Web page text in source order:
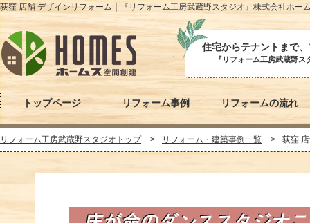
荻窪 店舗 デザインリフォーム｜『リフォーム工房武蔵野スタジオ』株式会社ホー
住宅からテナントまで
『リフォーム工房武蔵野
トップページ リフォーム事例 リフォームの流れ
リフォーム工房武蔵野スタジオトップ リフォーム・建築事例一覧 荻窪